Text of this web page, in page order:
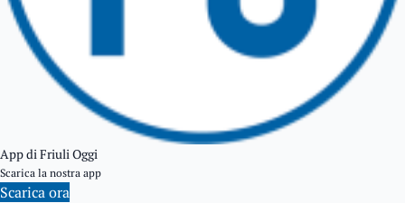
App di Friuli Oggi
Scarica la nostra app
Scarica ora